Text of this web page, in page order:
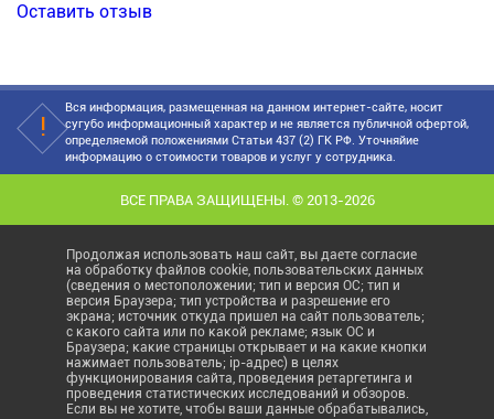
Оставить отзыв
Вся информация, размещенная на данном интернет-сайте, носит
сугубо информационный характер и не является публичной офертой,
определяемой положениями Статьи 437 (2) ГК РФ. Уточняйие
информацию о стоимости товаров и услуг у сотрудника.
ВСЕ ПРАВА ЗАЩИЩЕНЫ. © 2013-2026
Продолжая использовать наш сайт, вы даете согласие
на обработку файлов cookie, пользовательских данных
(сведения о местоположении; тип и версия ОС; тип и
версия Браузера; тип устройства и разрешение его
экрана; источник откуда пришел на сайт пользователь;
с какого сайта или по какой рекламе; язык ОС и
Браузера; какие страницы открывает и на какие кнопки
нажимает пользователь; ip-адрес) в целях
функционирования сайта, проведения ретаргетинга и
проведения статистических исследований и обзоров.
Если вы не хотите, чтобы ваши данные обрабатывались,